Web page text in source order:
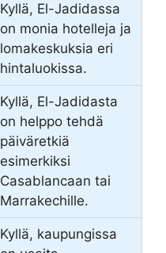
Kyllä, El-Jadidassa
on monia hotelleja ja
lomakeskuksia eri
hintaluokissa.
Kyllä, El-Jadidasta
on helppo tehdä
päiväretkiä
esimerkiksi
Casablancaan tai
Marrakechille.
Kyllä, kaupungissa